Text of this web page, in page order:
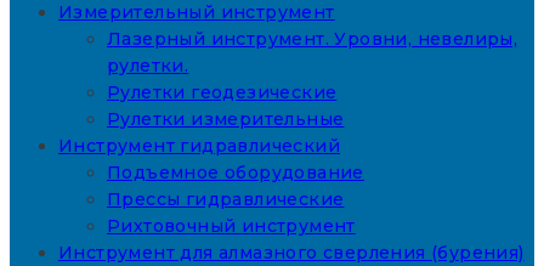
Измерительный инструмент
Лазерный инструмент. Уровни, невелиры,
рулетки.
Рулетки геодезические
Рулетки измерительные
Инструмент гидравлический
Подъемное оборудование
Прессы гидравлические
Рихтовочный инструмент
Инструмент для алмазного сверления (бурения)